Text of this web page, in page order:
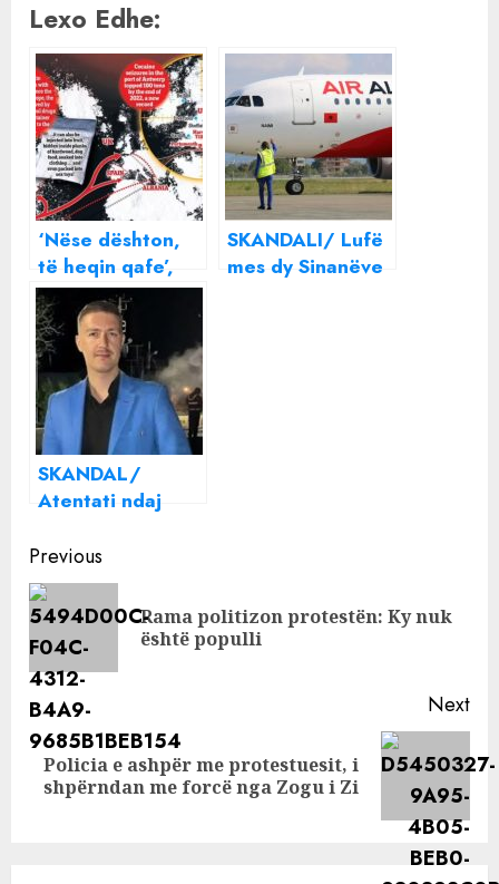
Lexo Edhe:
‘Nëse dështon,
të heqin qafe’,
anëtari i bandës
ekuadoriane
rrëfen tmerrin
nga grupet
kriminale
shqiptare! Media
britanike: Si
‘pushtuan’
shqiptarët
SKANDALI/ Lufë
mes dy Sinanëve
SKANDAL/
Atentati ndaj
Shkodër u krye
me një makinë
me targa të
sekuestruara nga
policia në 2010
Continue
Reading
Previous
Rama politizon protestën: Ky nuk
është populli
Next
Next
post:
Policia e ashpër me protestuesit, i
shpërndan me forcë nga Zogu i Zi